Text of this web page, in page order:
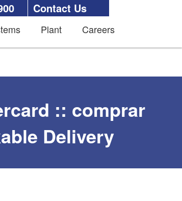
Contact Us
Plant Careers
:: comprar
Delivery